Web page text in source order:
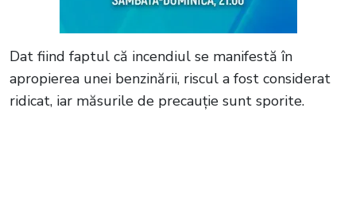
Dat fiind faptul că incendiul se manifestă în
apropierea unei benzinării, riscul a fost considerat
ridicat, iar măsurile de precauție sunt sporite.